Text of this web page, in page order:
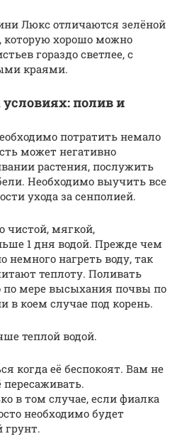
Люкс отличаются зелёной
которую хорошо можно
гораздо светлее, с
краями.
полив и
потратить немало
может негативно
растения, послужить
Необходимо выучить все
ухода за сенполией.
чистой, мягкой,
1 дня водой. Прежде чем
немного нагреть воду, так
теплоту. Поливать
по мере высыхания почвы по
в коем случае под корень.
теплой водой.
когда её беспокоят. Вам не
пересаживать.
в том случае, если фиалка
необходимо будет
грунт.